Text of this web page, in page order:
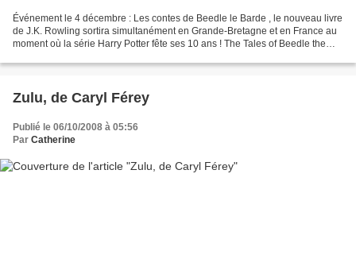
Événement le 4 décembre : Les contes de Beedle le Barde , le nouveau livre
de J.K. Rowling sortira simultanément en Grande-Bretagne et en France au
moment où la série Harry Potter fête ses 10 ans ! The Tales of Beedle the
Zulu, de Caryl Férey
Publié le 06/10/2008 à 05:56
Par Catherine